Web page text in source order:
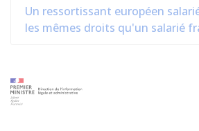
Un ressortissant européen
les mêmes droits qu'un salarié